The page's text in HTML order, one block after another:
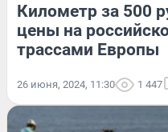
Километр за 500
цены на
трассами Европы
26 июня, 2024, 11:30 1 447